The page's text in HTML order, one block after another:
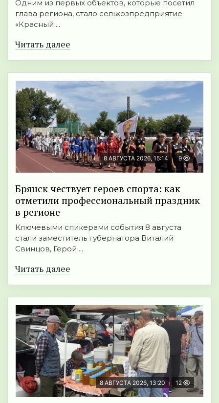
Одним из первых объектов, которые посетил
глава региона, стало сельхозпредприятие
«Красный ...
Читать далее
8 АВГУСТА 2026, 15:14 9
Брянск чествует героев спорта: как
отметили профессиональный праздник
в регионе
Ключевыми спикерами события 8 августа
стали заместитель губернатора Виталий
Свинцов, Герой ...
Читать далее
8 АВГУСТА 2026, 13:20 12